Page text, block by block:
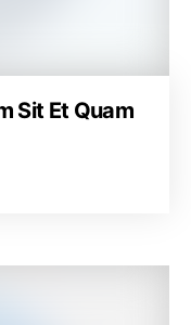
Sit Et Quam